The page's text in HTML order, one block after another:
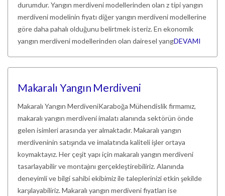
durumdur. Yangın merdiveni modellerinden olan z tipi yangın
merdiveni modelinin fiyatı diğer yangın merdiveni modellerine
göre daha pahalı olduğunu belirtmek isteriz. En ekonomik
yangın merdiveni modellerinden olan dairesel yangDEVAMI
Makaralı Yangın Merdiveni
Makaralı Yangın MerdiveniKaraboğa Mühendislik firmamız,
makaralı yangın merdiveni imalatı alanında sektörün önde
gelen isimleri arasında yer almaktadır. Makaralı yangın
merdiveninin satışında ve imalatında kaliteli işler ortaya
koymaktayız. Her çeşit yapı için makaralı yangın merdiveni
tasarlayabilir ve montajını gerçekleştirebiliriz. Alanında
deneyimli ve bilgi sahibi ekibimiz ile taleplerinizi etkin şekilde
karşılayabiliriz. Makaralı yangın merdiveni fiyatları ise